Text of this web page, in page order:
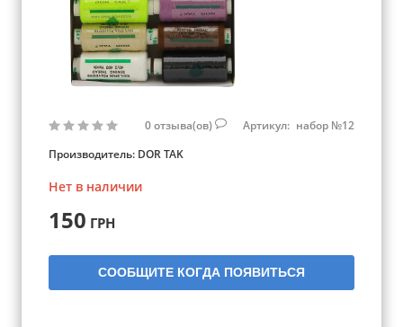
0отзыва(ов) Артикул: набор №12
Производитель: DOR TAK
Нет в наличии
150 ГРН
СООБЩИТЕ КОГДА ПОЯВИТЬСЯ